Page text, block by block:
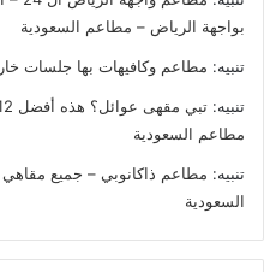
بواجهة الرياض – مطاعم السعودية
تنبيه: مطاعم وكافيهات بها جلسات
تنبيه:
مطاعم السعودية
تنبيه: مطاعم ذاكانوبي – جميع
السعودية